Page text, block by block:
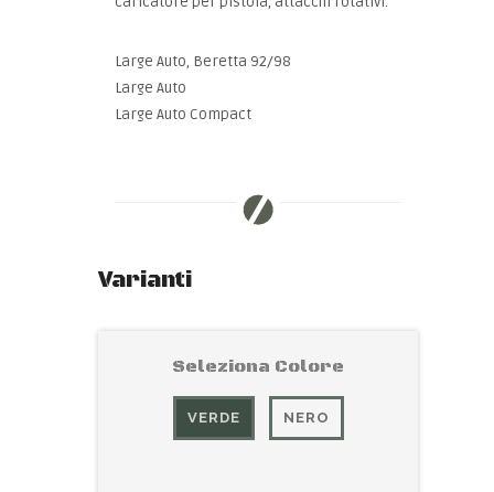
Large Auto, Beretta 92/98
Large Auto
Large Auto Compact
Varianti
Seleziona Colore
VERDE NERO